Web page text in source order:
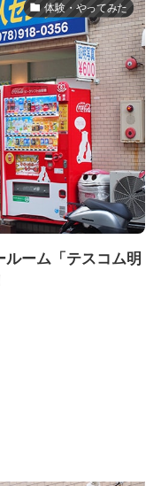
体験・やってみた
ーム「テスコム明